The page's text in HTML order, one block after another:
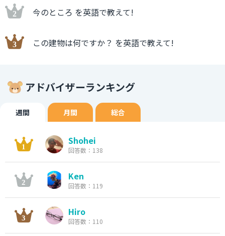
今のところ を英語で教えて!
この建物は何ですか？ を英語で教えて!
アドバイザーランキング
週間 月間 総合
Shohei
回答数：138
Ken
回答数：119
Hiro
回答数：110